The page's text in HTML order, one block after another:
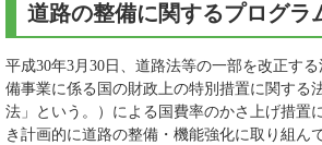
道路の整備に関するプログラ
平成30年3月30日、道路法等の一部を改正す
備事業に係る国の財政上の特別措置に関する
法」という。）による国費率のかさ上げ措置
き計画的に道路の整備・機能強化に取り組ん